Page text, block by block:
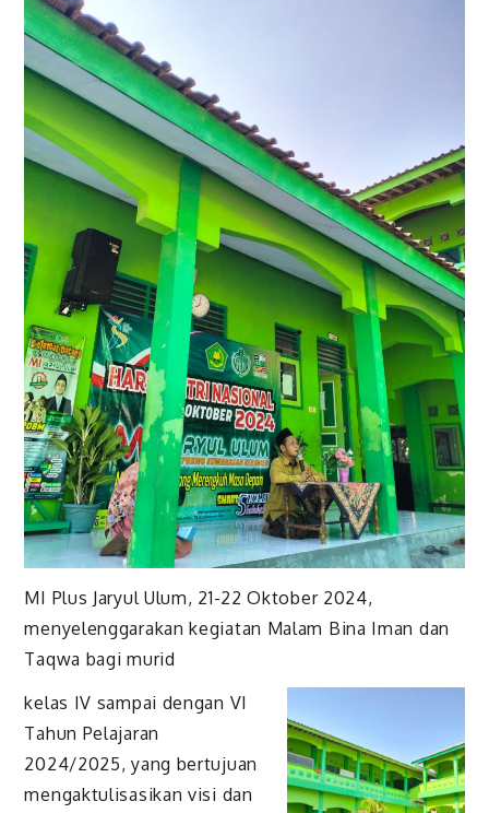
MI Plus Jaryul Ulum, 21-22 Oktober 2024,
menyelenggarakan kegiatan Malam Bina Iman dan
Taqwa bagi murid
kelas IV sampai dengan VI
Tahun Pelajaran
2024/2025, yang bertujuan
mengaktulisasikan visi dan